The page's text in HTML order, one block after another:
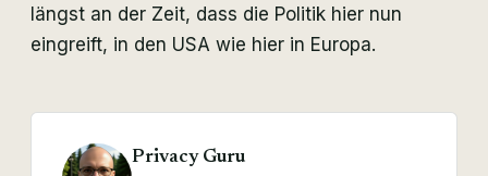
längst an der Zeit, dass die Politik hier nun
eingreift, in den USA wie hier in Europa.
Privacy Guru